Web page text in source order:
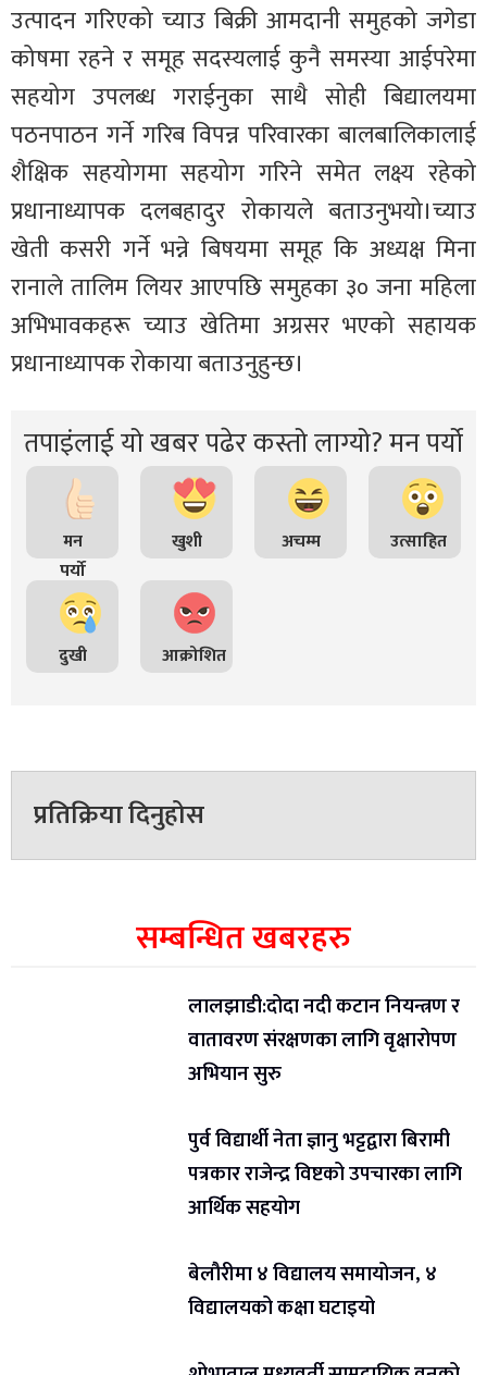
उत्पादन गरिएको च्याउ बिक्री आमदानी समुहको जगेडा
कोषमा रहने र समूह सदस्यलाई कुनै समस्या आईपरेमा
सहयोग उपलब्ध गराईनुका साथै सोही बिद्यालयमा
पठनपाठन गर्ने गरिब विपन्न परिवारका बालबालिकालाई
शैक्षिक सहयोगमा सहयोग गरिने समेत लक्ष्य रहेको
प्रधानाध्यापक दलबहादुर रोकायले बताउनुभयो।च्याउ
खेती कसरी गर्ने भन्ने बिषयमा समूह कि अध्यक्ष मिना
रानाले तालिम लियर आएपछि समुहका ३० जना महिला
अभिभावकहरू च्याउ खेतिमा अग्रसर भएको सहायक
प्रधानाध्यापक रोकाया बताउनुहुन्छ।
तपाइंलाई यो खबर पढेर कस्तो लाग्यो? मन पर्यो
मन
पर्यो
खुशी अचम्म उत्साहित
दुखी आक्रोशित
प्रतिक्रिया दिनुहोस
सम्बन्धित खबरहरु
लालझाडी:दोदा नदी कटान नियन्त्रण र
वातावरण संरक्षणका लागि वृक्षारोपण
अभियान सुरु
पुर्व विद्यार्थी नेता ज्ञानु भट्टद्वारा बिरामी
पत्रकार राजेन्द्र विष्टको उपचारका लागि
आर्थिक सहयोग
बेलौरीमा ४ विद्यालय समायोजन, ४
विद्यालयको कक्षा घटाइयो